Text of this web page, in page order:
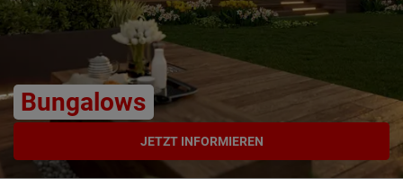
Bungalows
JETZT INFORMIEREN